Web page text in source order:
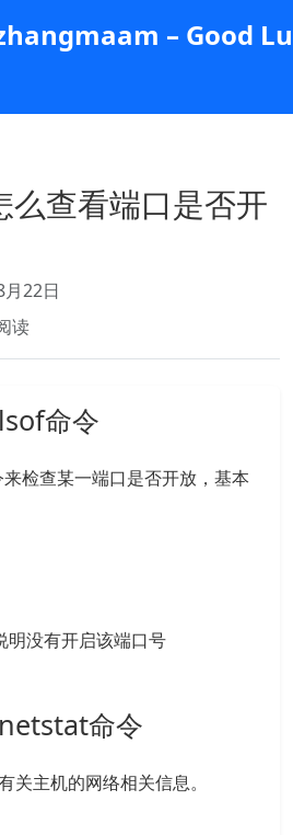
– Good
查看端口是否开
22日
读
命令
检查某一端口是否开放，基本
明没有开启该端口号
命令
主机的网络相关信息。